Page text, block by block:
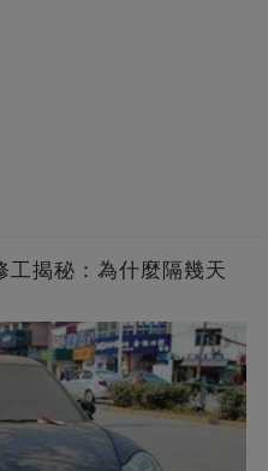
工揭秘：為什麼隔幾天